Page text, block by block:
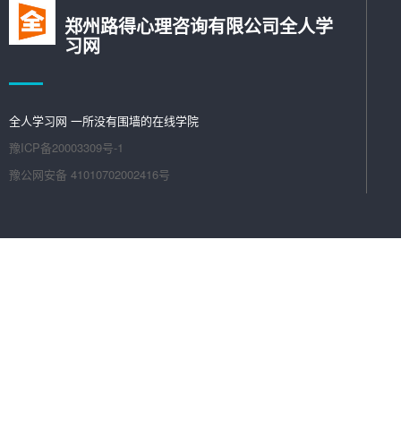
郑州路得心理咨询有限公司全人学
习网
全人学习网 一所没有围墙的在线学院
豫ICP备20003309号-1
豫公网安备 41010702002416号